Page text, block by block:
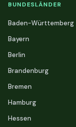
BUNDESLÄNDER
Baden-Württemberg
Bayern
Berlin
Brandenburg
Bremen
Hamburg
Hessen